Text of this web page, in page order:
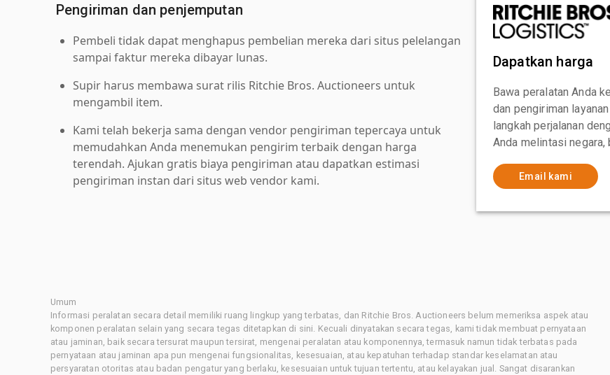
Pengiriman dan penjemputan
Pembeli tidak dapat menghapus pembelian mereka dari situs pelelangan
sampai faktur mereka dibayar lunas.
Supir harus membawa surat rilis Ritchie Bros. Auctioneers untuk
mengambil item.
Kami telah bekerja sama dengan vendor pengiriman tepercaya untuk
memudahkan Anda menemukan pengirim terbaik dengan harga
terendah. Ajukan gratis biaya pengiriman atau dapatkan estimasi
pengiriman instan dari situs web vendor kami.
Dapatkan harga
Bawa peralatan Anda
dan pengiriman
langkah perjalanan
Anda melintasi negara,
Email kami
Umum
Informasi peralatan secara detail memiliki ruang lingkup yang terbatas, dan Ritchie Bros. Auctioneers belum memeriksa aspek atau
komponen peralatan selain yang secara tegas ditetapkan di sini. Kecuali dinyatakan secara tegas, kami tidak membuat pernyataan
atau jaminan, baik secara tersurat maupun tersirat, mengenai peralatan atau komponennya, termasuk namun tidak terbatas pada
pernyataan atau jaminan apa pun mengenai fungsionalitas, kesesuaian, atau kepatuhan terhadap standar keselamatan atau
persyaratan otoritas atau badan pengatur yang berlaku, kesesuaian untuk tujuan tertentu, atau kelayakan jual. Sangat disarankan